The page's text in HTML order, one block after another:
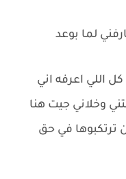
لما بوعد
اللي اعرفه اني
وخلاني جيت هنا
ترتكبوها في حق